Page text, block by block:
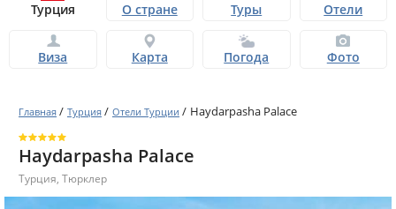
Турция О стране Туры Отели
Виза Карта Погода Фото
Главная / Турция / Отели Турции / Haydarpasha Palace
Haydarpasha Palace
Турция, Тюрклер